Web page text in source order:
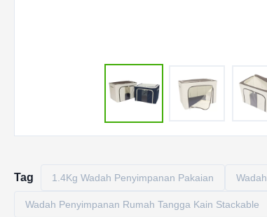
Tag 1.4Kg Wadah Penyimpanan Pakaian
Wadah Penyimpanan Rumah Tangga Kain Stackable